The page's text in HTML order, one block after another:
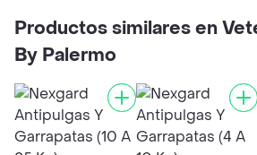
Productos similares en
By Palermo